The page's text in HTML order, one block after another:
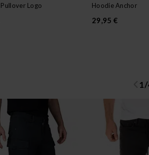
Logo
Hoodie Anchor
29,95 €
1/